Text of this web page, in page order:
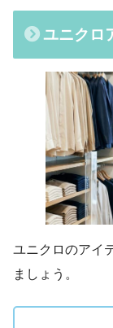
ユニクロ
ユニクロのアイ
ましょう。